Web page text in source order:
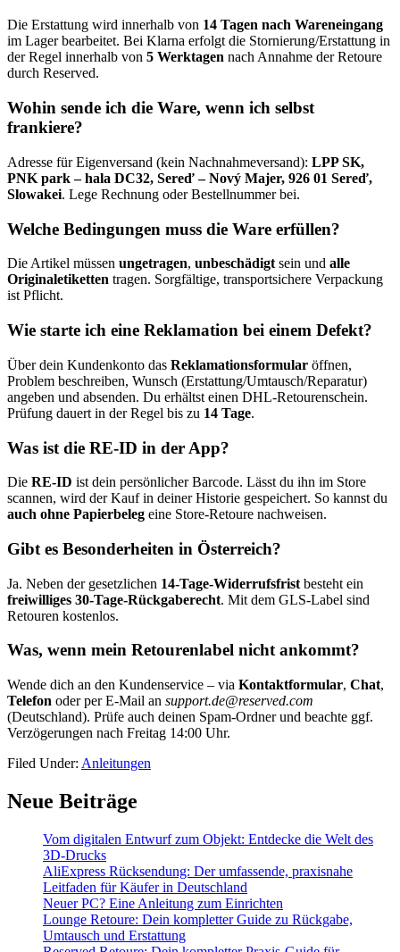
Die Erstattung wird innerhalb von 14 Tagen nach Wareneingang
im Lager bearbeitet. Bei Klarna erfolgt die Stornierung/Erstattung in
der Regel innerhalb von 5 Werktagen nach Annahme der Retoure
durch Reserved.
Wohin sende ich die Ware, wenn ich selbst
frankiere?
Adresse für Eigenversand (kein Nachnahmeversand): LPP SK,
PNK park – hala DC32, Sereď – Nový Majer, 926 01 Sereď,
Slowakei. Lege Rechnung oder Bestellnummer bei.
Welche Bedingungen muss die Ware erfüllen?
Die Artikel müssen ungetragen, unbeschädigt sein und alle
Originaletiketten tragen. Sorgfältige, transportsichere Verpackung
ist Pflicht.
Wie starte ich eine Reklamation bei einem Defekt?
Über dein Kundenkonto das Reklamationsformular öffnen,
Problem beschreiben, Wunsch (Erstattung/Umtausch/Reparatur)
angeben und absenden. Du erhältst einen DHL-Retourenschein.
Prüfung dauert in der Regel bis zu 14 Tage.
Was ist die RE-ID in der App?
Die RE-ID ist dein persönlicher Barcode. Lässt du ihn im Store
scannen, wird der Kauf in deiner Historie gespeichert. So kannst du
auch ohne Papierbeleg eine Store-Retoure nachweisen.
Gibt es Besonderheiten in Österreich?
Ja. Neben der gesetzlichen 14-Tage-Widerrufsfrist besteht ein
freiwilliges 30-Tage-Rückgaberecht. Mit dem GLS-Label sind
Retouren kostenlos.
Was, wenn mein Retourenlabel nicht ankommt?
Wende dich an den Kundenservice – via Kontaktformular, Chat,
Telefon oder per E-Mail an support.de@reserved.com
(Deutschland). Prüfe auch deinen Spam-Ordner und beachte ggf.
Verzögerungen nach Freitag 14:00 Uhr.
Filed Under: Anleitungen
Primary
Neue Beiträge
Vom digitalen Entwurf zum Objekt: Entdecke die Welt des
3D-Drucks
AliExpress Rücksendung: Der umfassende, praxisnahe
Leitfaden für Käufer in Deutschland
Neuer PC? Eine Anleitung zum Einrichten
Lounge Retoure: Dein kompletter Guide zu Rückgabe,
Umtausch und Erstattung